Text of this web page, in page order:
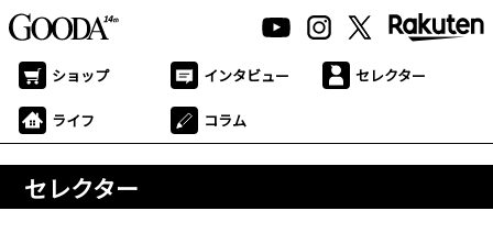
ショップ インタビュー セレクター
ライフ コラム
セレクター